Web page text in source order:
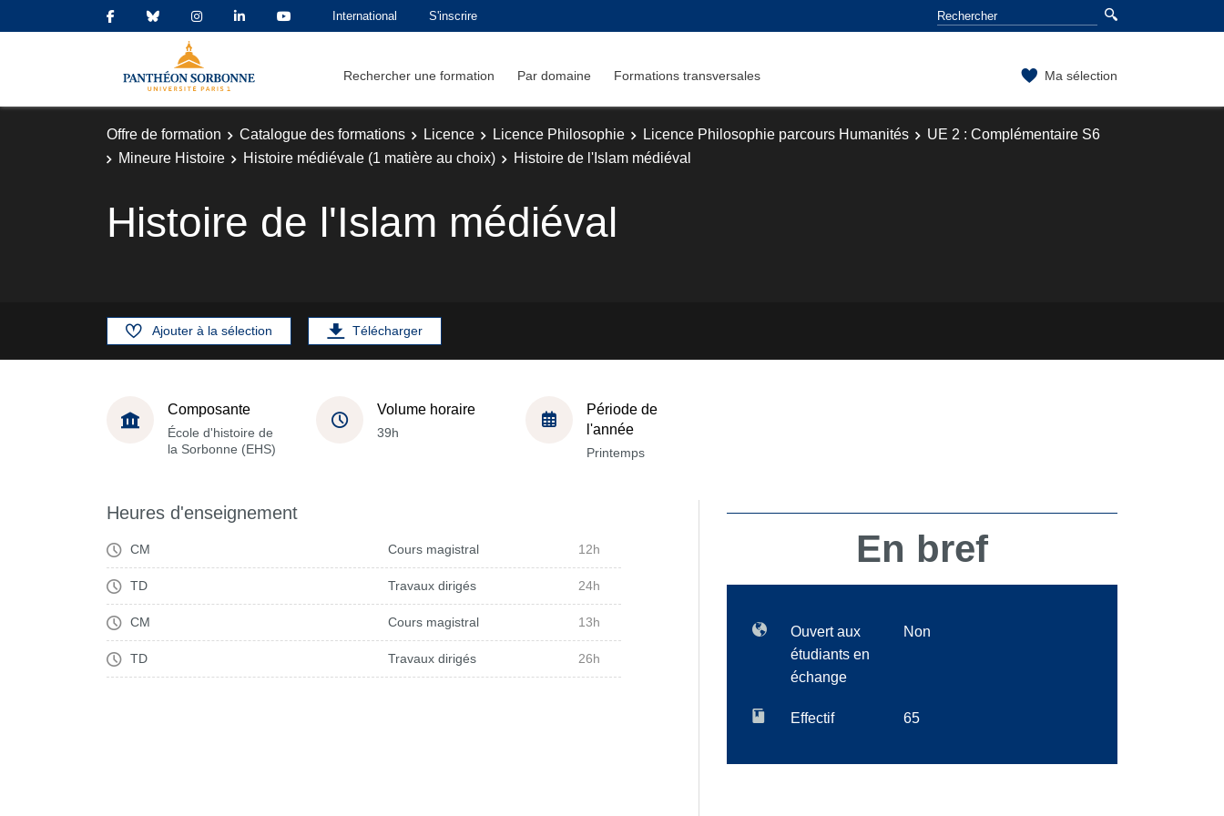
International S'inscrire
Rechercher une formation Par domaine Formations transversales Ma sélection
Offre de formation Catalogue des formations Licence Licence Philosophie Licence Philosophie parcours Humanités
UE 2 : Complémentaire S6
Mineure Histoire
Histoire médiévale (1 matière au choix) Histoire de l'Islam médiéval
Histoire de l'Islam médiéval
Ajouter à la sélection Télécharger
Composante
École d'histoire de
la Sorbonne (EHS)
Volume horaire
39h
Période de
l'année
Printemps
Heures d'enseignement
CM Cours magistral 12h
TD Travaux dirigés 24h
CM Cours magistral 13h
TD Travaux dirigés 26h
En bref
Ouvert aux
étudiants en
échange
Non
Effectif 65